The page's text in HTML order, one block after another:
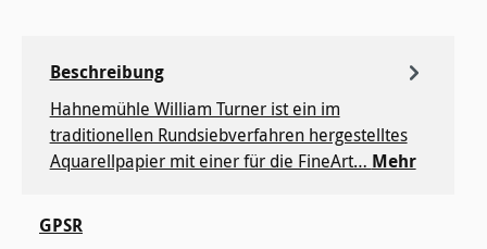
Beschreibung
Hahnemühle William Turner ist ein im
traditionellen Rundsiebverfahren hergestelltes
Aquarellpapier mit einer für die FineArt… Mehr
GPSR